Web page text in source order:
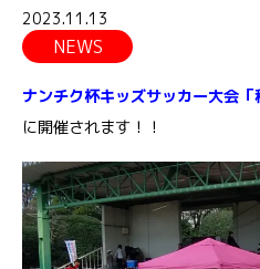
2023.11.13
NEWS
ナンチク杯キッズサッカー大会「
に開催されます！！